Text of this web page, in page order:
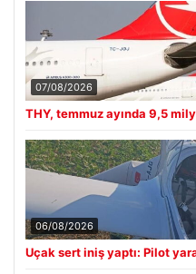
07/08/2026
THY, temmuz ayında 9,5
06/08/2026
Uçak sert iniş yaptı: Pilot